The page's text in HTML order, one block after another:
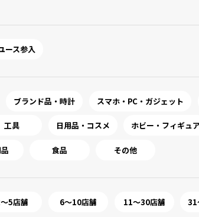
ース参入
ブランド品・時計 スマホ・PC・ガジェット
工具 日用品・コスメ ホビー・フィギュ
食品 その他
5店舗 6～10店舗 11～30店舗 31